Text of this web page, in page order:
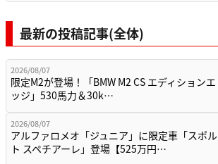
最新の投稿記事(全体)
2026/08/07
限定M2が登場！「BMW M2 CS エディションエ
ッジ」530馬力＆30k…
2026/08/07
アルファロメオ「ジュニア」に限定車「スポル
ト スペチアーレ」登場【525万円…